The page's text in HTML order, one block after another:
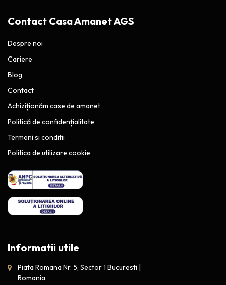
Contact Casa Amanet AGS
Despre noi
Cariere
Blog
Contact
Achiziționăm case de amanet
Politică de confidențialitate
Termeni si conditii
Politica de utilizare cookie
Informatii utile
Piata Romana Nr. 5, Sector 1 Bucuresti |
Romania